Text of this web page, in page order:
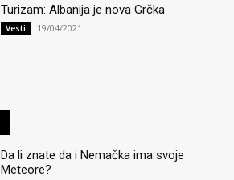
Turizam: Albanija je nova Grčka
Vesti 19/04/2021
Da li znate da i Nemačka ima svoje
Meteore?